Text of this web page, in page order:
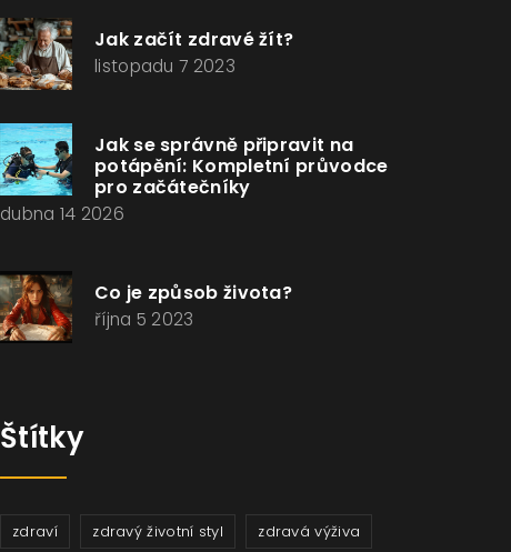
Jak začít zdravé žít?
listopadu 7 2023
Jak se správně připravit na
potápění: Kompletní průvodce
pro začátečníky
dubna 14 2026
Co je způsob života?
října 5 2023
Štítky
zdraví zdravý životní styl zdravá výživa